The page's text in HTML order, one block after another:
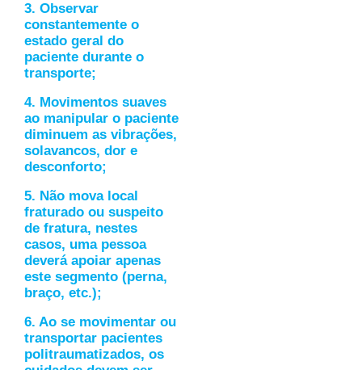
3. Observar
constantemente o
estado geral do
paciente durante o
transporte;
4. Movimentos suaves
ao manipular o paciente
diminuem as vibrações,
solavancos, dor e
desconforto;
5. Não mova local
fraturado ou suspeito
de fratura, nestes
casos, uma pessoa
deverá apoiar apenas
este segmento (perna,
braço, etc.);
6. Ao se movimentar ou
transportar pacientes
politraumatizados, os